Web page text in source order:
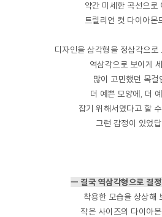
약간 미세한 곡선으로
트릴리언 컷 다이아몬
디자인을 삼각형을 정삼각으로
역삼각으로 보이게
많이 고민했던 목걸
더 예쁜 모양에, 더
잡기 위해서였다고 할
그런 감정이 있었답
ㅡ 결국 역삼각형으로 결
착용한 모습을 상상해
작은 사이즈의 다이아